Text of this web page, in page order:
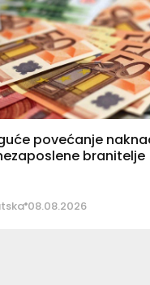
povećanje
branitelje
08.08.2026